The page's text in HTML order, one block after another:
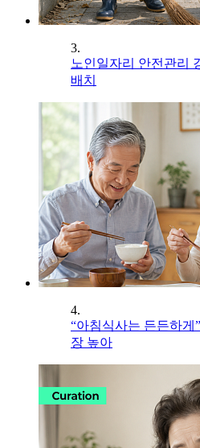
3.
노인일자리 안전관리
배치
4.
“아침식사는 든든하게
장 높아